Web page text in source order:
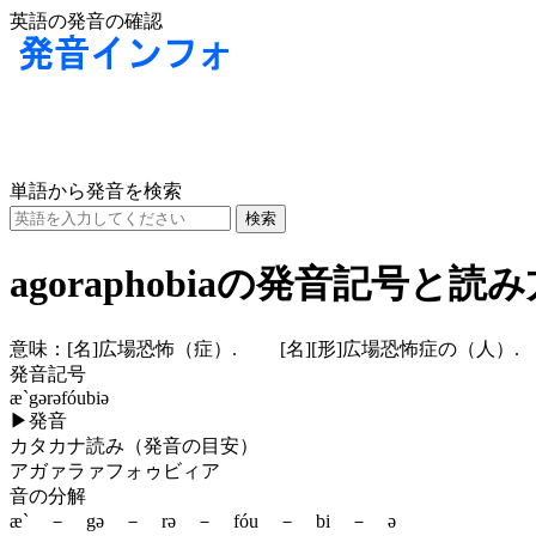
英語の発音の確認
単語から発音を検索
agoraphobiaの発音記号と読み
意味： [名]広場恐怖（症）. [名][形]広場恐怖症の（人）.
発音記号
æ`gərəfóubiə
▶発音
カタカナ読み（発音の目安）
アガァラァフォゥビィア
音の分解
æ` － gə － rə － fóu － bi － ə